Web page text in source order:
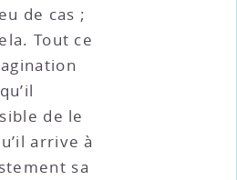
de cas ;
Tout ce
de le
arrive à
sa